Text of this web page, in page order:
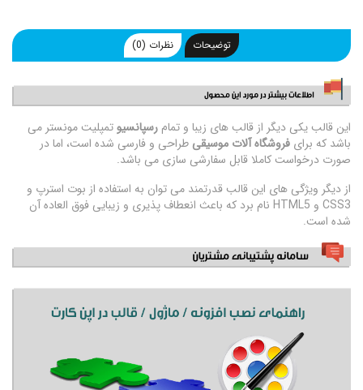
توضیحات نظرات (0)
این قالب یکی دیگر از قالب های زیبا و تمام رسپانسیوتمپلیت مونستر می
باشد که برای فروشگاه آلات موسیقی طراحی و فارسی شده است، اما در
صورت درخواست کاملا قابل سفارشی سازی می باشد.
از دیگر ویژگی های این قالب قدرتمند می توان به استفاده از بوت استرپ و
CSS3 و HTML5 نام برد که باعث انعطاف پذیری و زیبایی فوق العاده آن
شده است.